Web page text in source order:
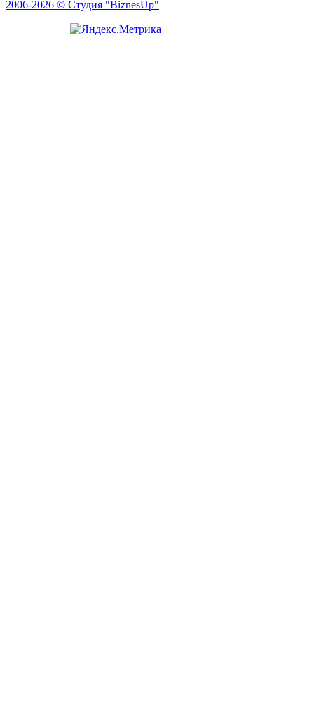
2006-2026 © Студия "BiznesUp"